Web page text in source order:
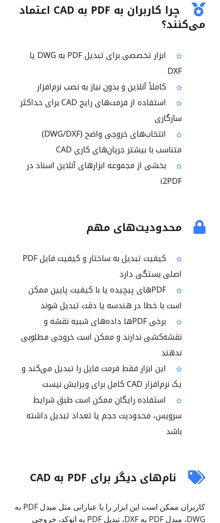
چرا کاربران به PDF به CAD اعتماد
می‌کنند؟
ابزار تخصصی برای تبدیل PDF به DWG یا
DXF
کاملاً آنلاین و بدون نیاز به نصب نرم‌افزار
استفاده از فرمت‌های رایج CAD برای حداکثر
سازگاری
انتخاب‌های خروجی واضح (DWG/DXF)
متناسب با بیشتر جریان‌های کاری CAD
بخشی از مجموعه ابزارهای آنلاین اسناد در
i2PDF
محدودیت‌های مهم
کیفیت تبدیل به ساختار و کیفیت فایل PDF
اصلی بستگی دارد
PDFهای پیچیده یا با کیفیت پایین ممکن
است با خطا در هندسه یا دقت تبدیل شوند
برخی PDFها داده‌های شبیه نقشه و
نقشه‌کشی ندارند و ممکن است خروجی مطلوبی
ندهند
این ابزار فقط فرمت فایل را تبدیل می‌کند و
یک نرم‌افزار CAD کامل برای ویرایش نیست
استفاده رایگان ممکن است طبق شرایط
سرویس، محدودیت حجم یا تعداد تبدیل داشته
باشد
نام‌های دیگر برای PDF به CAD
کاربران ممکن است این ابزار را با عباراتی مثل مبدل PDF به
DWG، مبدل PDF به DXF، تبدیل PDF به اتوکد، خروجی